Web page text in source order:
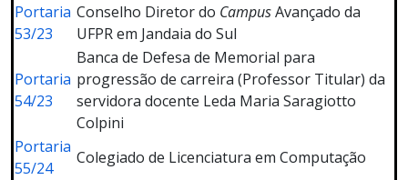
Portaria
53/23
Conselho Diretor do CampusAvançado da
UFPR em Jandaia do Sul
Portaria
54/23
Banca de Defesa de Memorial para
progressão de carreira (Professor Titular) da
servidora docente Leda Maria Saragiotto
Colpini
Portaria
55/24
Colegiado de Licenciatura em Computação